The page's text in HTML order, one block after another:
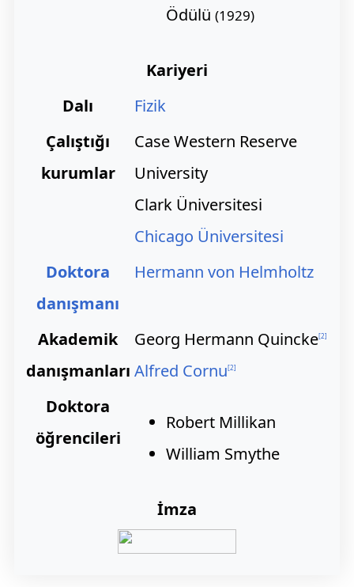
Ödülü (1929)
Kariyeri
Dalı
Fizik
Çalıştığı
kurumlar
Case Western Reserve
University
Clark Üniversitesi
Chicago Üniversitesi
Doktora
danışmanı
Hermann von Helmholtz
Akademik
danışmanları
Georg Hermann Quincke[2]
Alfred Cornu[2]
Doktora
öğrencileri
Robert Millikan
William Smythe
İmza